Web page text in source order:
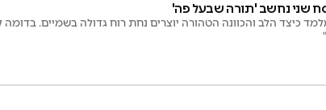
שני נחשב 'תורה שבעל פה'
כיצד הלב והכוונה הטהורה יוצרים נחת רוח גדולה בשמיים.